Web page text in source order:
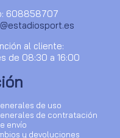
608858707
al cliente:
de 08:30 a 16:00
de uso
de contratación
envío
y devoluciones